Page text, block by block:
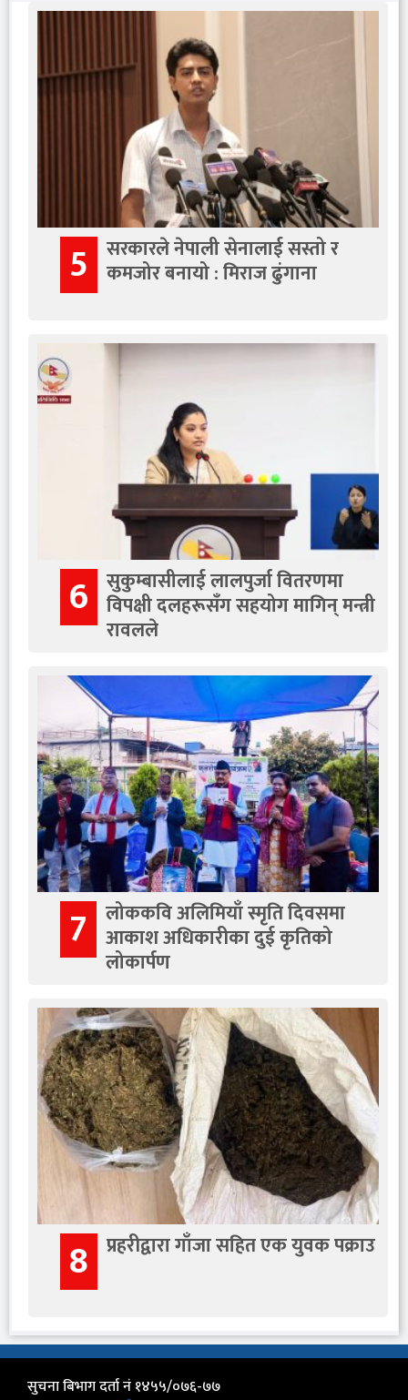
5 सरकारले नेपाली सेनालाई सस्तो र
कमजोर बनायो : मिराज ढुंगाना
6 सुकुम्बासीलाई लालपुर्जा वितरणमा
विपक्षी दलहरूसँग सहयोग मागिन् मन्त्री
रावलले
7 लोककवि अलिमियाँ स्मृति दिवसमा
आकाश अधिकारीका दुई कृतिको
लोकार्पण
8 प्रहरीद्वारा गाँजा सहित एक युवक पक्राउ
सुचना बिभाग दर्ता नं १४५५/०७६-७७